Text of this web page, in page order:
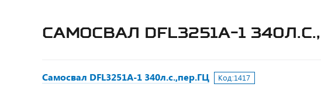
САМОСВАЛ DFL3251А-1
Самосвал DFL3251А-1 340л.с.,пер.ГЦ Код:1417